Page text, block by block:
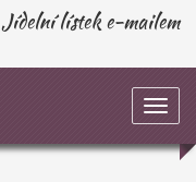
Jídelní lístek e-mailem